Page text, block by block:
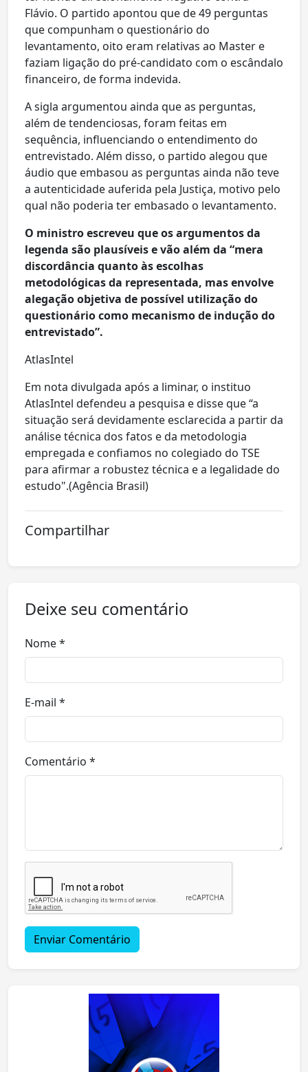
Flávio. O partido apontou que de 49 perguntas
que compunham o questionário do
levantamento, oito eram relativas ao Master e
faziam ligação do pré-candidato com o escândalo
financeiro, de forma indevida.
A sigla argumentou ainda que as perguntas,
além de tendenciosas, foram feitas em
sequência, influenciando o entendimento do
entrevistado. Além disso, o partido alegou que
áudio que embasou as perguntas ainda não teve
a autenticidade auferida pela Justiça, motivo pelo
qual não poderia ter embasado o levantamento.
O ministro escreveu que os argumentos da
legenda são plausíveis e vão além da “mera
discordância quanto às escolhas
metodológicas da representada, mas envolve
alegação objetiva de possível utilização do
questionário como mecanismo de indução do
entrevistado”.
AtlasIntel
Em nota divulgada após a liminar, o instituo
AtlasIntel defendeu a pesquisa e disse que “a
situação será devidamente esclarecida a partir da
análise técnica dos fatos e da metodologia
empregada e confiamos no colegiado do TSE
para afirmar a robustez técnica e a legalidade do
estudo".(Agência Brasil)
Compartilhar
Deixe seu comentário
Nome *
E-mail *
Comentário *
Enviar Comentário